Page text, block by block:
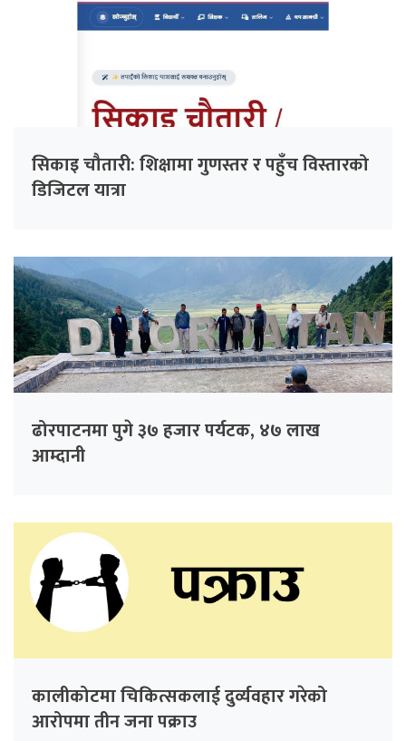
सिकाइ चौतारी: शिक्षामा गुणस्तर र पहुँच विस्तारको
डिजिटल यात्रा
ढोरपाटनमा पुगे ३७ हजार पर्यटक, ४७ लाख
आम्दानी
कालीकोटमा चिकित्सकलाई दुर्व्यवहार गरेको
आरोपमा तीन जना पक्राउ